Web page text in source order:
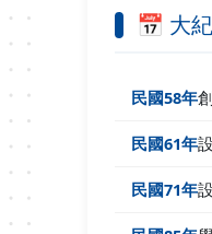
📅 大
民國58年
民國61年
民國71年